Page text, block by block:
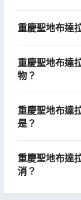
重慶聖地布達
重慶聖地布達
物？
重慶聖地布達
是？
重慶聖地布達
消？